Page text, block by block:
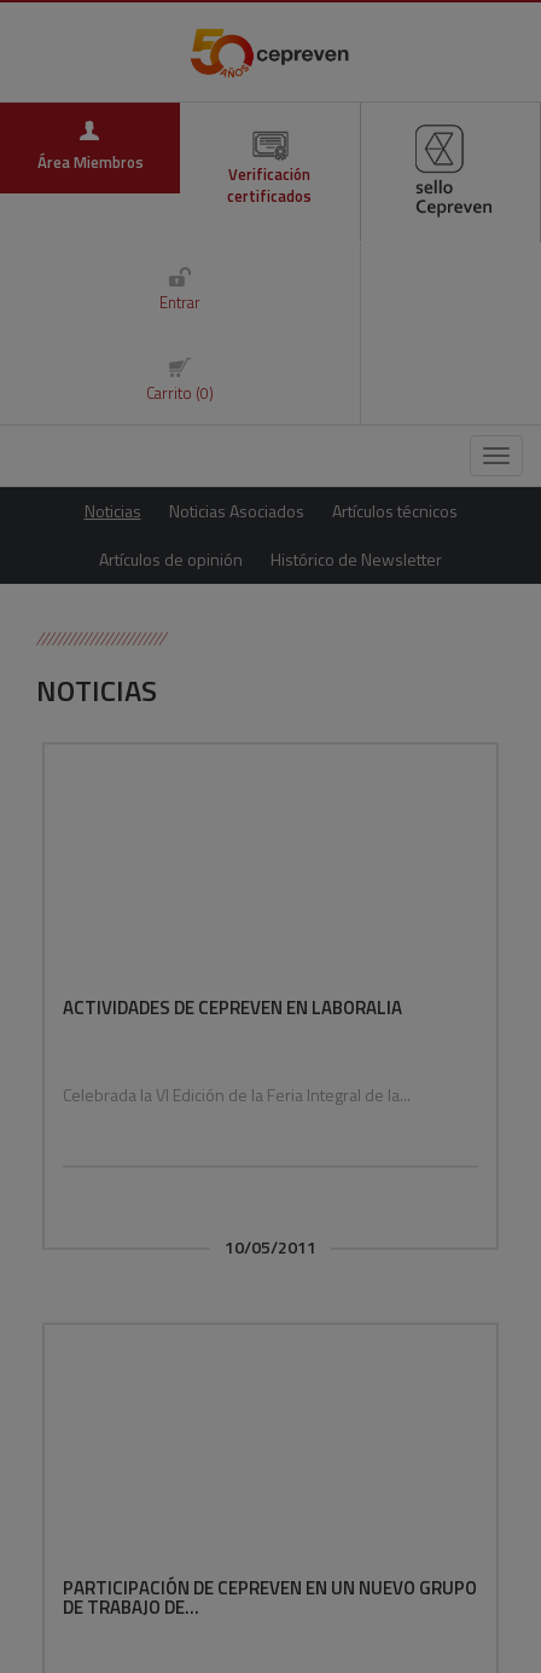
Área Miembros
Verificación
certificados
Entrar
Carrito (0)
Menú
Noticias Noticias Asociados
Artículos técnicos
Artículos de opinión
Histórico de Newsletter
NOTICIAS
ACTIVIDADES DE CEPREVEN EN LABORALIA
Celebrada la VI Edición de la Feria Integral de la...
10/05/2011
PARTICIPACIÓN DE CEPREVEN EN UN NUEVO GRUPO
DE TRABAJO DE...